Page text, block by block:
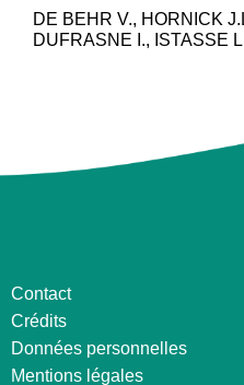
DE BEHR V., HORNICK
DUFRASNE I., ISTASSE
Contact
Crédits
Données personnelles
Mentions légales